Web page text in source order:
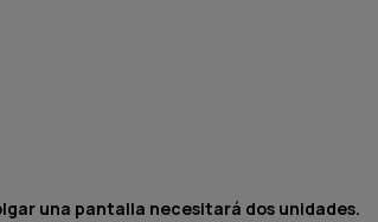
una pantalla necesitará dos unidades.